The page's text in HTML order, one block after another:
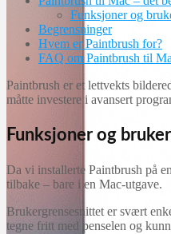
Funksjoner og
Begrensninger
Hvem er Paintbrush for?
FAQ om Paintbrush til
Paintbrush er et lettvekts
måtte investere i avansert
Funksjoner og
Da vi installerte Paintbrush på
tilbake – bare i en Mac-utgave.
Brukergrensesnittet er svært
tegne fritt med penselen og